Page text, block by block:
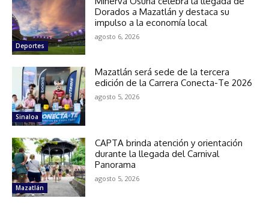
Deportes
Dorados a Mazatlán y destaca su
impulso a la economía local
agosto 6, 2026
Sinaloa
Mazatlán será sede de la tercera
edición de la Carrera Conecta-Te 2026
agosto 5, 2026
Mazatlán
CAPTA brinda atención y orientación
durante la llegada del Carnival
Panorama
agosto 5, 2026